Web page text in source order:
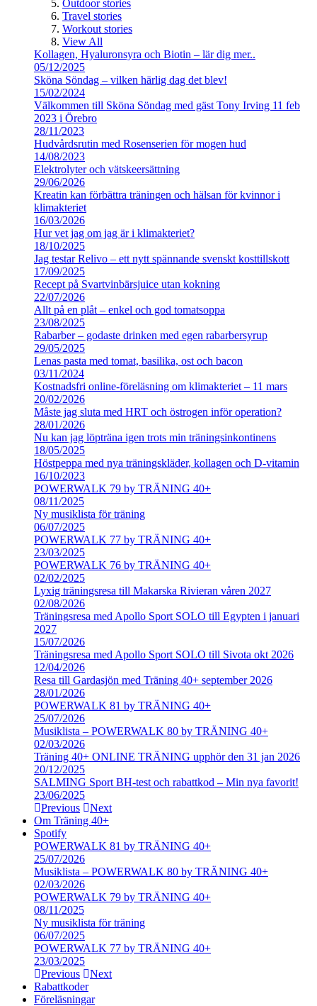
Outdoor stories
Travel stories
Workout stories
View All
Kollagen, Hyaluronsyra och Biotin – lär dig mer..
05/12/2025
Sköna Söndag – vilken härlig dag det blev!
15/02/2024
Välkommen till Sköna Söndag med gäst Tony Irving 11 feb
2023 i Örebro
28/11/2023
Hudvårdsrutin med Rosenserien för mogen hud
14/08/2023
Elektrolyter och vätskeersättning
29/06/2026
Kreatin kan förbättra träningen och hälsan för kvinnor i
klimakteriet
16/03/2026
Hur vet jag om jag är i klimakteriet?
18/10/2025
Jag testar Relivo – ett nytt spännande svenskt kosttillskott
17/09/2025
Recept på Svartvinbärsjuice utan kokning
22/07/2026
Allt på en plåt – enkel och god tomatsoppa
23/08/2025
Rabarber – godaste drinken med egen rabarbersyrup
29/05/2025
Lenas pasta med tomat, basilika, ost och bacon
03/11/2024
Kostnadsfri online-föreläsning om klimakteriet – 11 mars
20/02/2026
Måste jag sluta med HRT och östrogen inför operation?
28/01/2026
Nu kan jag löpträna igen trots min träningsinkontinens
18/05/2025
Höstpeppa med nya träningskläder, kollagen och D-vitamin
16/10/2023
POWERWALK 79 by TRÄNING 40+
08/11/2025
Ny musiklista för träning
06/07/2025
POWERWALK 77 by TRÄNING 40+
23/03/2025
POWERWALK 76 by TRÄNING 40+
02/02/2025
Lyxig träningsresa till Makarska Rivieran våren 2027
02/08/2026
Träningsresa med Apollo Sport SOLO till Egypten i januari
2027
15/07/2026
Träningsresa med Apollo Sport SOLO till Sivota okt 2026
12/04/2026
Resa till Gardasjön med Träning 40+ september 2026
28/01/2026
POWERWALK 81 by TRÄNING 40+
25/07/2026
Musiklista – POWERWALK 80 by TRÄNING 40+
02/03/2026
Träning 40+ ONLINE TRÄNING upphör den 31 jan 2026
20/12/2025
SALMING Sport BH-test och rabattkod – Min nya favorit!
23/06/2025
Previous
Next
Om Träning 40+
Spotify
POWERWALK 81 by TRÄNING 40+
25/07/2026
Musiklista – POWERWALK 80 by TRÄNING 40+
02/03/2026
POWERWALK 79 by TRÄNING 40+
08/11/2025
Ny musiklista för träning
06/07/2025
POWERWALK 77 by TRÄNING 40+
23/03/2025
Previous
Next
Rabattkoder
Föreläsningar